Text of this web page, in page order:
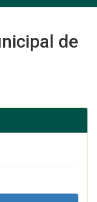
de